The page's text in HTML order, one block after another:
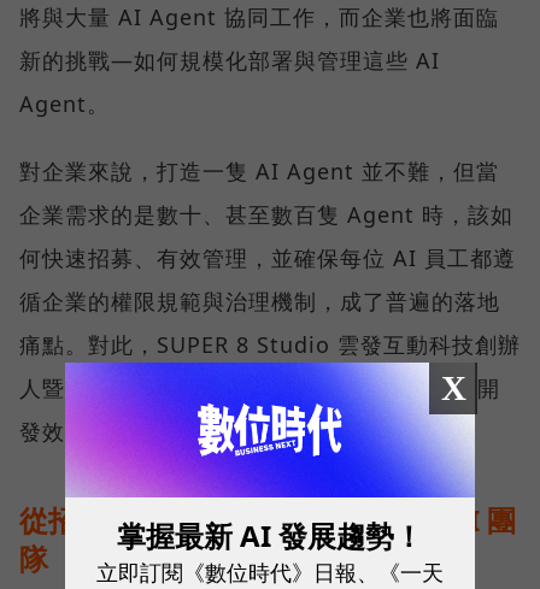
將與大量 AI Agent 協同工作，而企業也將面臨
新的挑戰—如何規模化部署與管理這些 AI
Agent。
對企業來說，打造一隻 AI Agent 並不難，但當
企業需求的是數十、甚至數百隻 Agent 時，該如
何快速招募、有效管理，並確保每位 AI 員工都遵
循企業的權限規範與治理機制，成了普遍的落地
痛點。對此，SUPER 8 Studio 雲發互動科技創辦
人暨執行長陳子龍認為，解方就在於一套兼顧開
發效率與治理能力的平台。
從招募一位 AI 員工，到管理一支 AI 團
隊
X
掌握最新 AI 發展趨勢！
立即訂閱《數位時代》日報、《一天